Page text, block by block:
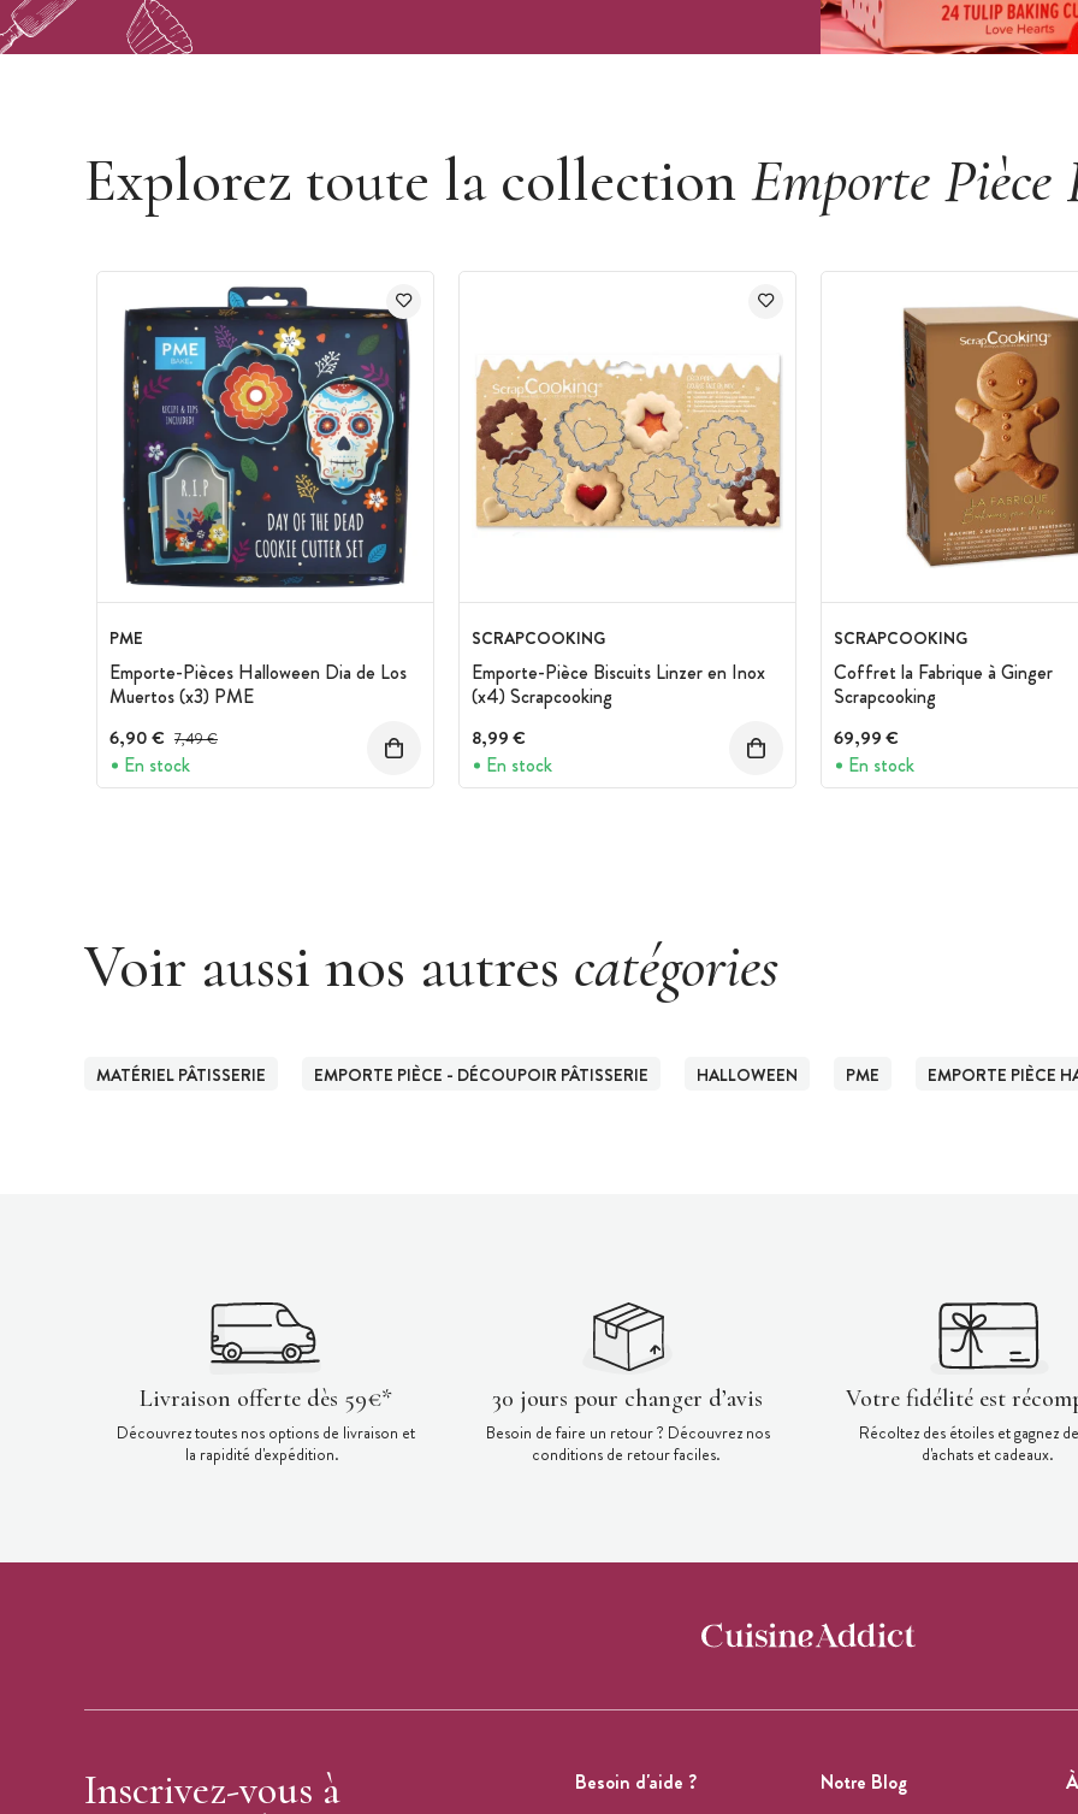
Explorez toute la collection Emporte Pièce
PME
Emporte-Pièces Halloween Dia de Los
Muertos (x3) PME
6,90 € Prix avant réduction :
7,49 €
En stock
SCRAPCOOKING
Emporte-Pièce Biscuits Linzer en Inox
(x4) Scrapcooking
8,99 €
En stock
SCRAPCOOKING
Coffret la Fabrique à Ginger
Scrapcooking
69,99 €
En stock
Voir aussi nos autres catégories
MATÉRIEL PÂTISSERIE EMPORTE PIÈCE - DÉCOUPOIR PÂTISSERIE HALLOWEEN PME EMPORTE PIÈCE
Livraison offerte dès 59€*
Découvrez toutes nos options de livraison et
la rapidité d'expédition.
30 jours pour changer d’avis
Besoin de faire un retour ? Découvrez nos
conditions de retour faciles.
Votre fidélité est
Récoltez des étoiles et gagnez
d'achats et cadeaux.
Besoin d'aide ?
Notre Blog
Inscrivez-vous à